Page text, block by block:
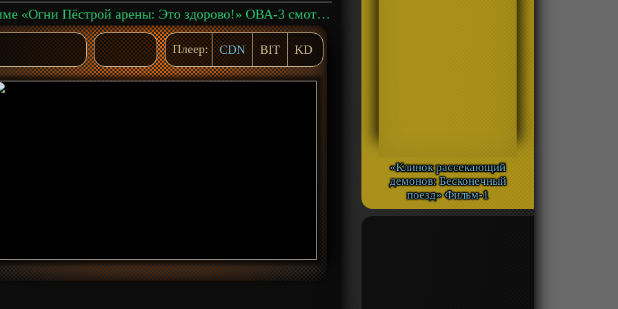
Аниме «Огни Пёстрой арены: Это здорово!» ОВА-3 смотреть онлайн
Плеер: CDN BIT KD
«Клинок рассекающий
демонов: Бесконечный
поезд» Фильм-1